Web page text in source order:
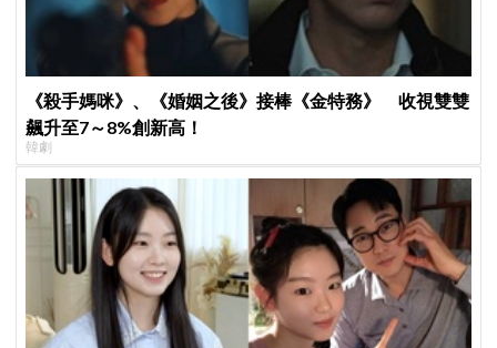
《殺手媽咪》、《婚姻之後》接棒《金特務》 收視雙雙
飆升至7～8%創新高！
韓劇